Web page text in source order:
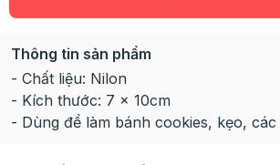
Thông tin sản phẩm
- Chất liệu: Nilon
- Kích thước: 7 x 10cm
- Dùng để làm bánh cookies, kẹo, các